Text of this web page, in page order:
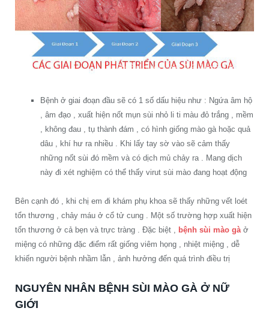
Bệnh ở giai đoạn đầu sẽ có 1 số dấu hiệu như : Ngứa âm hộ
, âm đạo , xuất hiện nốt mụn sùi nhỏ li ti màu đỏ trắng , mềm
, không đau , tụ thành đám , có hình giống mào gà hoặc quả
dâu , khí hư ra nhiều . Khi lấy tay sờ vào sẽ cảm thấy
những nốt sùi đó mềm và có dịch mủ chảy ra . Mang dịch
này đi xét nghiệm có thể thấy virut sùi mào đang hoạt động
Bên cạnh đó , khi chị em đi khám phụ khoa sẽ thấy những vết loét
tổn thương , chảy máu ở cổ tử cung . Một số trường hợp xuất hiện
tổn thương ở cả bẹn và trực tràng . Đặc biệt ,
bệnh sùi mào gà ở
miệng có những đặc điểm rất giống viêm họng , nhiệt miệng , dễ
khiến người bệnh nhầm lẫn , ảnh hưởng đến quá trình điều trị
NGUYÊN NHÂN BỆNH SÙI MÀO GÀ Ở NỮ
GIỚI